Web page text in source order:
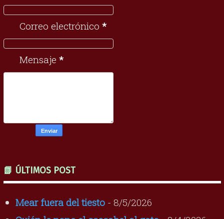
Correo electrónico *
Mensaje *
📗 ÚLTIMOS POST
Mear fuera del tiesto- 8/5/2026